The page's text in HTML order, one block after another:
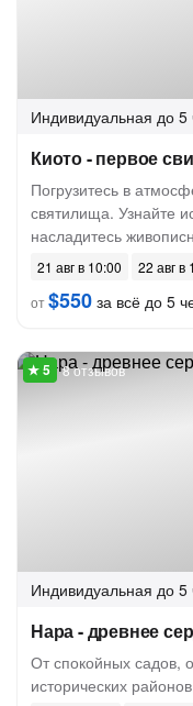
Индивидуальная до 5
Киото - первое
Погрузитесь в
святилища. Узнайте
насладитесь
21 авг в 10:00
22 авг в
от$550 за всё до 5
8 отзывов
Индивидуальная до 5
Нара - древнее
От спокойных садов,
исторических